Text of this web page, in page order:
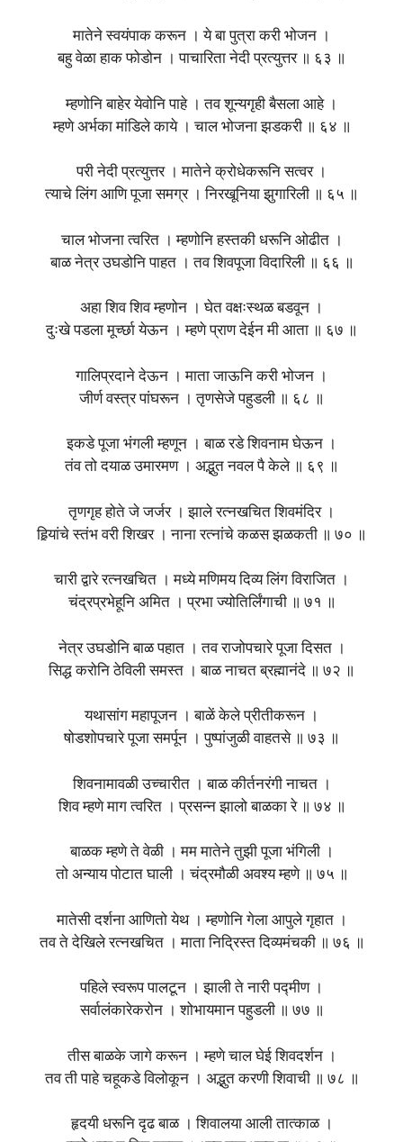
मातेने स्वयंपाक करून । ये बा पुत्रा करी भोजन ।
बहु वेळा हाक फोडोन । पाचारिता नेदी प्रत्युत्तर ॥ ६३ ॥
म्हणोनि बाहेर येवोनि पाहे । तव शून्यगृही बैसला आहे ।
म्हणे अर्भका मांडिले काये । चाल भोजना झडकरी ॥ ६४ ॥
परी नेदी प्रत्युत्तर । मातेने क्रोधेकरूनि सत्वर ।
त्याचे लिंग आणि पूजा समग्र । निरखूनिया झुगारिली ॥ ६५ ॥
चाल भोजना त्वरित । म्हणोनि हस्तकी धरूनि ओढीत ।
बाळ नेत्र उघडोनि पाहत । तव शिवपूजा विदारिली ॥ ६६ ॥
अहा शिव शिव म्हणोन । घेत वक्षःस्थळ बडवून ।
दुःखे पडला मूर्च्छा येऊन । म्हणे प्राण देईन मी आता ॥ ६७ ॥
गालिप्रदाने देऊन । माता जाऊनि करी भोजन ।
जीर्ण वस्त्र पांघरून । तृणसेजे पहुडली ॥ ६८ ॥
इकडे पूजा भंगली म्हणून । बाळ रडे शिवनाम घेऊन ।
तंव तो दयाळ उमारमण । अद्भुत नवल पै केले ॥ ६९ ॥
तृणगृह होते जे जर्जर । झाले रत्नखचित शिवमंदिर ।
हिर्‍यांचे स्तंभ वरी शिखर । नाना रत्नांचे कळस झळकती ॥ ७० ॥
चारी द्वारे रत्नखचित । मध्ये मणिमय दिव्य लिंग विराजित ।
चंद्रप्रभेहूनि अमित । प्रभा ज्योतिर्लिंगाची ॥ ७१ ॥
नेत्र उघडोनि बाळ पहात । तव राजोपचारे पूजा दिसत ।
सिद्ध करोनि ठेविली समस्त । बाळ नाचत ब्रह्मानंदे ॥ ७२ ॥
यथासांग महापूजन । बाळें केले प्रीतीकरून ।
षोडशोपचारे पूजा समर्पून । पुष्पांजुळी वाहतसे ॥ ७३ ॥
शिवनामावळी उच्चारीत । बाळ कीर्तनरंगी नाचत ।
शिव म्हणे माग त्वरित । प्रसन्न झालो बाळका रे ॥ ७४ ॥
बाळक म्हणे ते वेळी । मम मातेने तुझी पूजा भंगिली ।
तो अन्याय पोटात घाली । चंद्रमौळी अवश्य म्हणे ॥ ७५ ॥
मातेसी दर्शना आणितो येथ । म्हणोनि गेला आपुले गृहात ।
तव ते देखिले रत्नखचित । माता निद्रिस्त दिव्यमंचकी ॥ ७६ ॥
पहिले स्वरूप पालटून । झाली ते नारी पद्मीण ।
सर्वालंकारेकरोन । शोभायमान पहुडली ॥ ७७ ॥
तीस बाळके जागे करून । म्हणे चाल घेई शिवदर्शन ।
तव ती पाहे चहूकडे विलोकून । अद्भुत करणी शिवाची ॥ ७८ ॥
हृदयी धरूनि दृढ बाळ । शिवालया आली तात्काळ ।